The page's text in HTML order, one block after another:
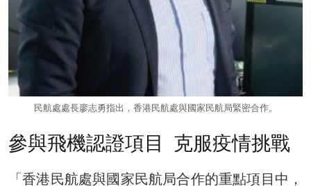
民航處處長廖志勇指出，香港民航處與國家民航局緊密合作。
參與飛機認證項目 克服疫情挑戰
「香港民航處與國家民航局合作的重點項目中，